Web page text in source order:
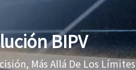
BIPV
Más Allá De Los Límites